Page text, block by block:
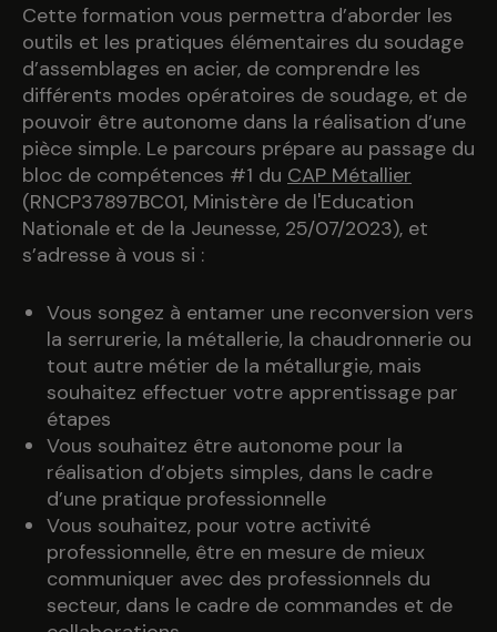
Cette formation vous permettra d’aborder les
outils et les pratiques élémentaires du soudage
d’assemblages en acier, de comprendre les
différents modes opératoires de soudage, et de
pouvoir être autonome dans la réalisation d’une
pièce simple. Le parcours prépare au passage du
bloc de compétences #1 du CAP Métallier
(RNCP37897BC01, Ministère de l'Education
Nationale et de la Jeunesse, 25/07/2023), et
s’adresse à vous si :
Vous songez à entamer une reconversion vers
la serrurerie, la métallerie, la chaudronnerie ou
tout autre métier de la métallurgie, mais
souhaitez effectuer votre apprentissage par
étapes
Vous souhaitez être autonome pour la
réalisation d’objets simples, dans le cadre
d’une pratique professionnelle
Vous souhaitez, pour votre activité
professionnelle, être en mesure de mieux
communiquer avec des professionnels du
secteur, dans le cadre de commandes et de